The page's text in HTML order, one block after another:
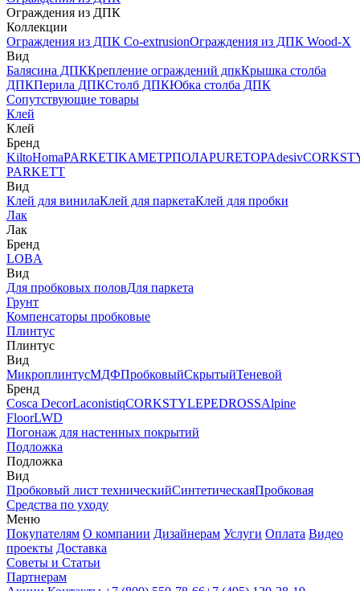
Ограждения из ДПК
Коллекции
Ограждения из ДПК Co-extrusionОграждения из ДПК Wood-X
Вид
Балясина ДПККрепление ограждений дпкКрышка столба
ДПКПерила ДПКСтолб ДПКЮбка столба ДПК
Сопутствующие товары
Клей
Клей
Бренд
KiltoHomaPARKETIKAМЕТРПОЛАPURETOPAdesiv
PARKETT
Вид
Клей для винилаКлей для паркетаКлей для пробки
Лак
Лак
Бренд
LOBA
Вид
Для пробковых половДля паркета
Грунт
Компенсаторы пробковые
Плинтус
Плинтус
Вид
МикроплинтусМДФПробковыйСкрытыйТеневой
Бренд
Cosca DecorLaconistiqCORKSTYLEPEDROSSAlpine
FloorLWD
Погонаж для настенных покрытий
Подложка
Подложка
Вид
Пробковый лист техническийСинтетическаяПробковая
Средства по уходу
Меню
Покупателям О компании Дизайнерам Услуги Оплата Видео
проекты Доставка
Советы и Статьи
Партнерам